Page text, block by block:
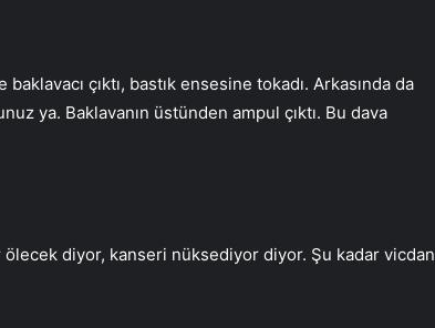
çıktı, bastık ensesine tokadı. Arkasında da
ya. Baklavanın üstünden ampul çıktı. Bu dava
ölecek diyor, kanseri nüksediyor diyor. Şu kadar vicdan